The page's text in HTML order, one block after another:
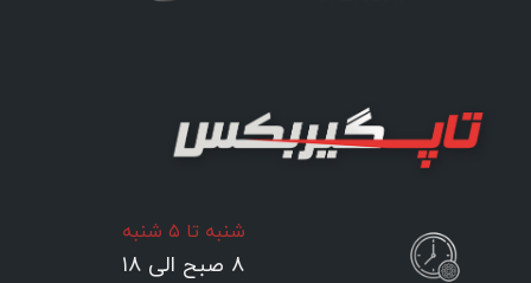
شنبه تا ۵ شنبه
۸ صبح الی ۱۸